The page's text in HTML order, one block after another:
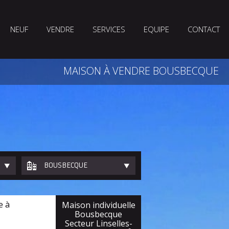
NEUF VENDRE SERVICES EQUIPE CONTACT
MAISON À VENDRE BOUSBECQUE
BOUSBECQUE
à
Maison individuelle
Bousbecque
Secteur Linselles-